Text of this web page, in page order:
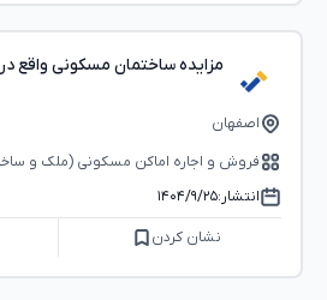
مزایده ساختمان مسکونی واقع
اصفهان
فروش و اجاره اماکن مسکونی (ملک و
انتشار:۱۴۰۴/۹/۲۵
نشان کردن